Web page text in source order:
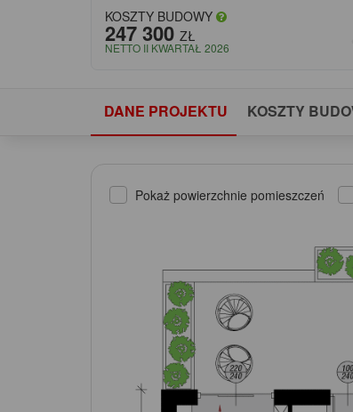
KOSZTY BUDOWY
247 300 ZŁ
NETTO II KWARTAŁ 2026
DANE PROJEKTU KOSZTY
Pokaż powierzchnie pomieszczeń